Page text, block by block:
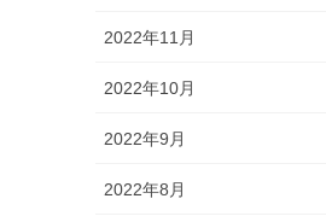
2022年11月
2022年10月
2022年9月
2022年8月